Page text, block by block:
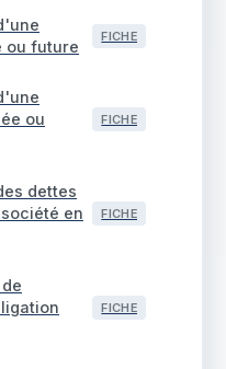
ou future
FICHE
ou
FICHE
dettes
en
FICHE
FICHE